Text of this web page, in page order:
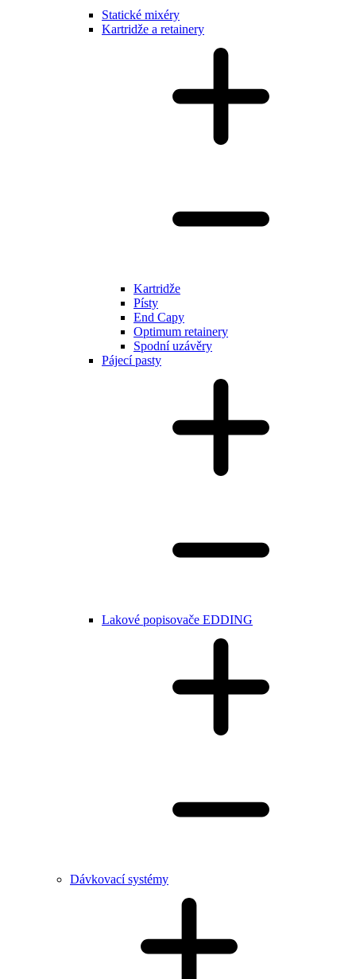
Statické mixéry
Kartridže a retainery
Kartridže
Písty
End Capy
Optimum retainery
Spodní uzávěry
Pájecí pasty
Lakové popisovače EDDING
Dávkovací systémy